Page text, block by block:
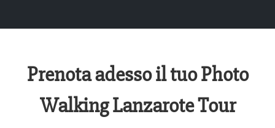
Prenota adesso il tuo Photo
Walking Lanzarote Tour